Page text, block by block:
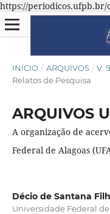
https://
INÍCIO / ARQUIVOS / V.
Relatos de Pesquisa
ARQUIVOS
A organização de
Federal de Alagoas
Décio de Santana
Universidade Federal